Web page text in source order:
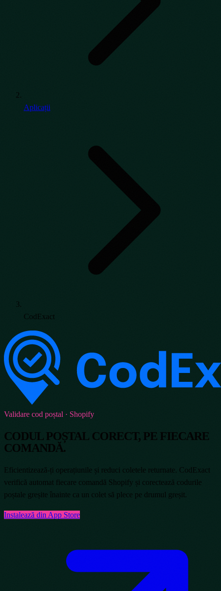
Aplicații
CodExact
Validare cod poștal · Shopify
CODUL POȘTAL CORECT, PE FIECARE
COMANDĂ.
Eficientizează-ți operațiunile și reduci coletele returnate. CodExact
verifică automat fiecare comandă Shopify și corectează codurile
poștale greșite înainte ca un colet să plece pe drumul greșit.
Instalează din App Store